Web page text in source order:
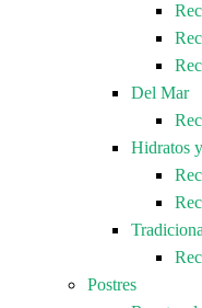
Del Mar
Hidratos
Postres